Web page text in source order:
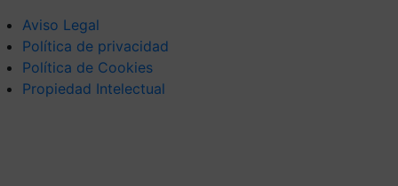
Aviso Legal
Política de privacidad
Política de Cookies
Propiedad Intelectual